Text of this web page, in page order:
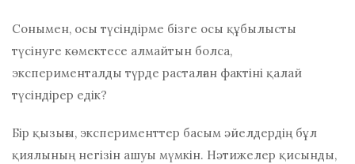
Сонымен, осы түсіндірме бізге осы құбылысты
түсінуге көмектесе алмайтын болса,
эксперименталды түрде расталған фактіні қалай
түсіндірер едік?
Бір қызығы, эксперименттер басым әйелдердің бұл
қиялының негізін ашуы мүмкін. Нәтижелер қисынды,